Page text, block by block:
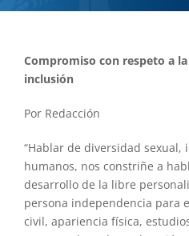
Compromiso con respeto a
inclusión
Por Redacción
“Hablar de diversidad sexual,
humanos, nos constriñe a
desarrollo de la libre
persona independencia para
civil, apariencia física,